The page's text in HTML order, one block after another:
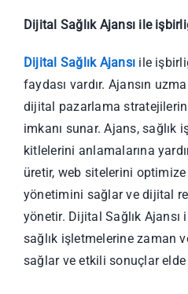
Dijital Sağlık Ajansı ile
Dijital Sağlık Ajansı ile
faydası vardır. Ajansın
dijital pazarlama
imkanı sunar. Ajans, sağlık
kitlelerini anlamalarına
üretir, web sitelerini
yönetimini sağlar ve dijital
yönetir. Dijital Sağlık
sağlık işletmelerine zaman
sağlar ve etkili sonuçlar